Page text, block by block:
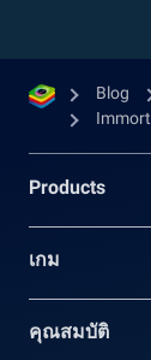
Blog
Products
เกม
คุณสมบัติ